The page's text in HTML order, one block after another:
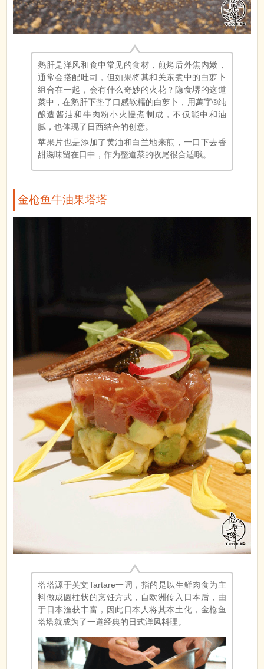
鹅肝是洋风和食中常见的食材，煎烤后外焦内嫩，
通常会搭配吐司，但如果将其和关东煮中的白萝卜
组合在一起，会有什么奇妙的火花？隐食堺的这道
菜中，在鹅肝下垫了口感软糯的白萝卜，用萬字®纯
酿造酱油和牛肉粉小火慢煮制成，不仅能中和油
腻，也体现了日西结合的创意。
苹果片也是添加了黄油和白兰地来煎，一口下去香
甜滋味留在口中，作为整道菜的收尾很合适哦。
金枪鱼牛油果塔塔
塔塔源于英文Tartare一词，指的是以生鲜肉食为主
料做成圆柱状的烹饪方式，自欧洲传入日本后，由
于日本渔获丰富，因此日本人将其本土化，金枪鱼
塔塔就成为了一道经典的日式洋风料理。